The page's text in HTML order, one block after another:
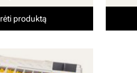
produktą